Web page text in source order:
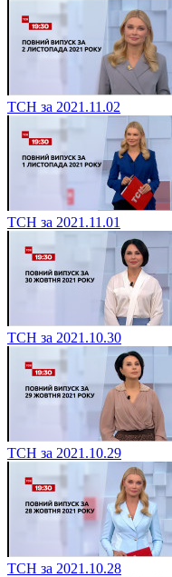
ТСН за 2021.11.02
ТСН за 2021.11.01
ТСН за 2021.10.30
ТСН за 2021.10.29
ТСН за 2021.10.28